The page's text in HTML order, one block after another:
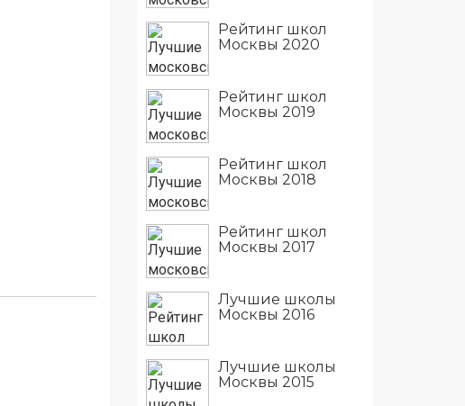
Рейтинг школ
Москвы 2020
Рейтинг школ
Москвы 2019
Рейтинг школ
Москвы 2018
Рейтинг школ
Москвы 2017
Лучшие школы
Москвы 2016
Лучшие школы
Москвы 2015